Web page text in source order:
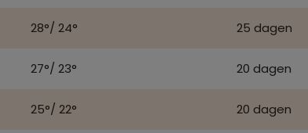
28°/ 24° 25 dagen
27°/ 23° 20 dagen
25°/ 22° 20 dagen